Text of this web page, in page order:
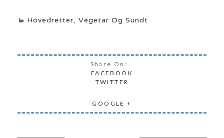
Hovedretter, Vegetar Og Sundt
Share On:
FACEBOOK
TWITTER
GOOGLE +